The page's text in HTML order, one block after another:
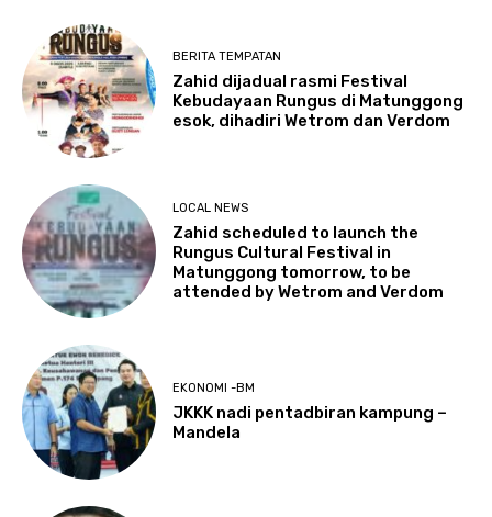
BERITA TEMPATAN
Zahid dijadual rasmi Festival
Kebudayaan Rungus di Matunggong
esok, dihadiri Wetrom dan Verdom
LOCAL NEWS
Zahid scheduled to launch the
Rungus Cultural Festival in
Matunggong tomorrow, to be
attended by Wetrom and Verdom
EKONOMI -BM
JKKK nadi pentadbiran kampung –
Mandela